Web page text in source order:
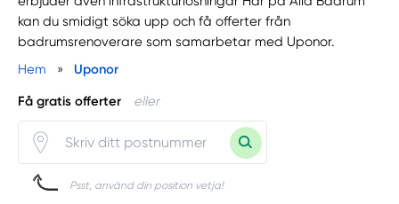
kan du smidigt söka upp och få offerter från
badrumsrenoverare som samarbetar med Uponor.
Hem
» Uponor
Få gratis offerter eller
Psst, använd din position vetja!